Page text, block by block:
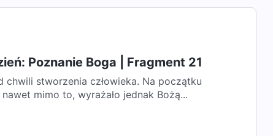
Poznanie Boga | Fragment 21
chwili stworzenia człowieka. Na początku
mimo to, wyrażało jednak Bożą...